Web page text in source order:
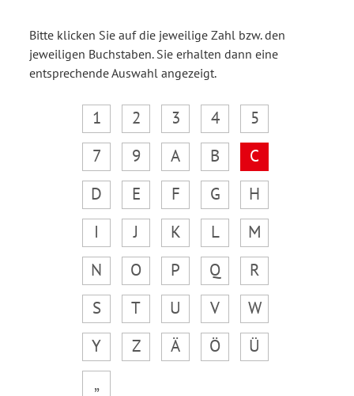
Bitte klicken Sie auf die jeweilige Zahl bzw. den
jeweiligen Buchstaben. Sie erhalten dann eine
entsprechende Auswahl angezeigt.
1 2 3 4
5
7
9 A B
C
D
E F G
H
I
J K L
M
N
O P Q
R
S
T U V
W
Y
Z Ä Ö
Ü
„